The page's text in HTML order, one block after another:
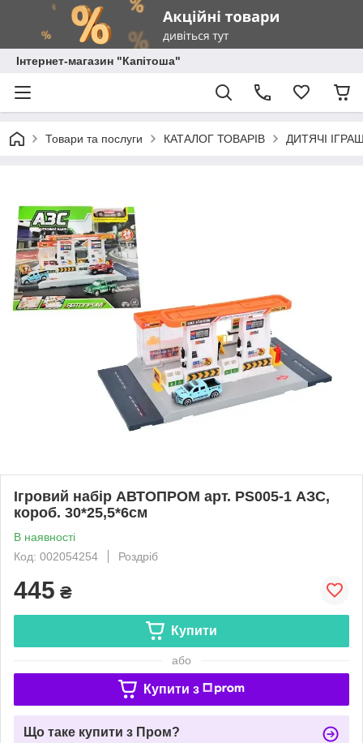
Інтернет-магазин "Капітоша"
Товари та послуги КАТАЛОГ ТОВАРІВ ДИТЯЧІ
Ігровий набір АВТОПРОМ арт. PS005-1 АЗС,
короб. 30*25,5*6см
В наявності
Код: 002054254
Роздріб
445 ₴
Купити
або
Купити з
Що таке купити з Пром?